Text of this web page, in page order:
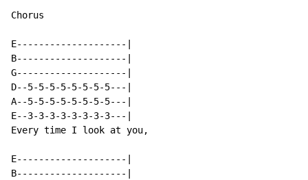
Chorus
E--------------------|
B--------------------|
G--------------------|
D--5-5-5-5-5-5-5-5---|
A--5-5-5-5-5-5-5-5---|
E--3-3-3-3-3-3-3-3---|
Every time I look at you,
E--------------------|
B--------------------|